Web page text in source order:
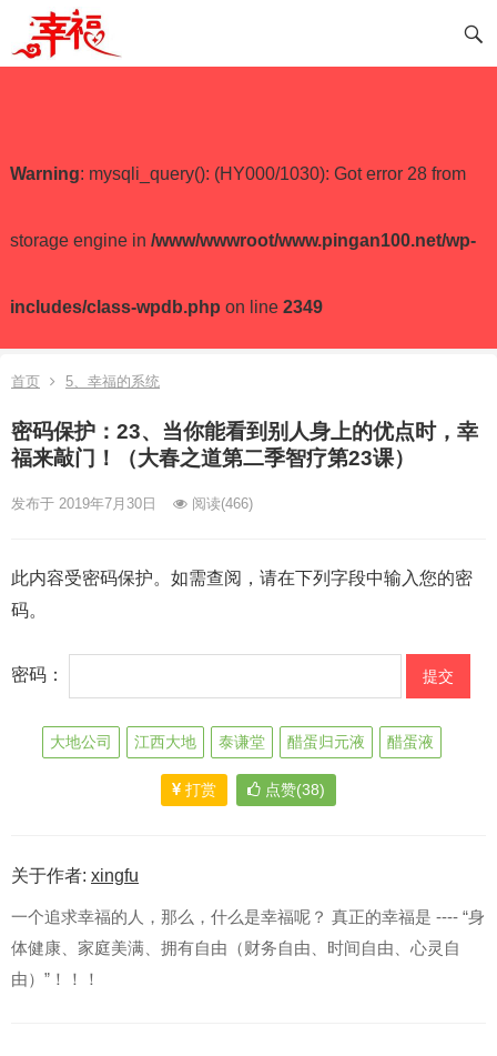
Warning: mysqli_query(): (HY000/1030): Got error 28 from
storage engine in /www/wwwroot/www.pingan100.net/wp-
includes/class-wpdb.php on line 2349
首页 5、幸福的系统
密码保护：23、当你能看到别人身上的优点时，幸
福来敲门！（大春之道第二季智疗第23课）
发布于 2019年7月30日 阅读(466)
此内容受密码保护。如需查阅，请在下列字段中输入您的密
码。
密码：
大地公司 江西大地 泰谦堂 醋蛋归元液 醋蛋液
打赏 点赞(38)
关于作者: xingfu
一个追求幸福的人，那么，什么是幸福呢？ 真正的幸福是 ---- “身
体健康、家庭美满、拥有自由（财务自由、时间自由、心灵自
由）”！！！